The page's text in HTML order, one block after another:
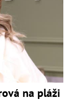
na pláži